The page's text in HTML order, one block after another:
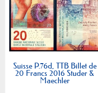
Suisse P.76d, TTB Billet de
20 Francs 2016 Studer &
Maechler